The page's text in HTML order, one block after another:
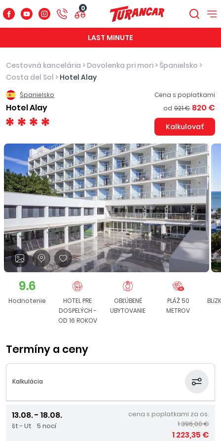
0
LAST MINUTE
Cestovná kancelária > Dovolenka pri mori > Španielsko >
Costa del Sol > Hotel Alay
Španielsko
Hotel Alay
Cena s poplatkami
od 921 € 820 €
Kalkulovať
9.6
Hodnotenie
HOTEL PRE
DOSPELÝCH -
OD 16 ROKOV
OBĽÚBENÉ
UBYTOVANIE
PLÁŽ 50
METROV
Termíny a ceny
Kalkulácia
13.08. - 18.08.
št - Ut 5 nocí
cena s poplatkami za os.
1 396,00 €
1 223,35 €